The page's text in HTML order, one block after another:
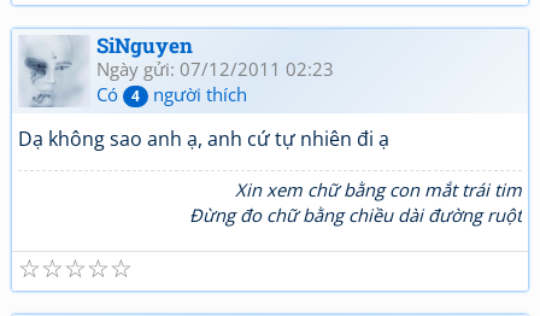
SiNguyen
Ngày gửi: 07/12/2011 02:23
Có
4 người thích
Dạ không sao anh ạ, anh cứ tự nhiên đi ạ
Xin xem chữ bằng con mắt trái tim
Đừng đo chữ bằng chiều dài đường ruột
☆
☆
☆
☆
☆